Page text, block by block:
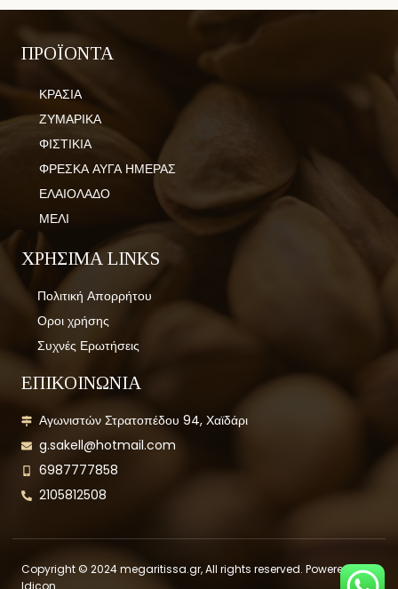
ΠΡΟΪΟΝΤΑ
ΚΡΑΣΙΑ
ΖΥΜΑΡΙΚΑ
ΦΙΣΤΙΚΙΑ
ΦΡΕΣΚΑ ΑΥΓΑ ΗΜΕΡΑΣ
ΕΛΑΙΟΛΑΔΟ
ΜΕΛΙ
ΧΡΗΣΙΜΑ LINKS
Πολιτική Απορρήτου
Οροι χρήσης
Συχνές Ερωτήσεις
ΕΠΙΚΟΙΝΩΝΙΑ
Αγωνιστών Στρατοπέδου 94, Χαϊδάρι
g.sakell@hotmail.com
6987777858
2105812508
Copyright © 2024 megaritissa.gr, All rights reserved. Powered by
Idicon.